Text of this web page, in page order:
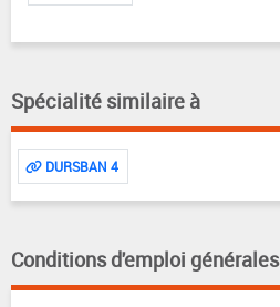
Spécialité similaire à
DURSBAN 4
Conditions d'emploi générales